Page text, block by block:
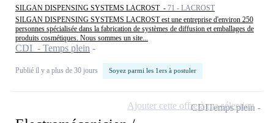
SILGAN DISPENSING SYSTEMS LACROST - 71 - LACROST
SILGAN DISPENSING SYSTEMS LACROST est une entreprise d'environ 250
personnes spécialisée dans la fabrication de systèmes de diffusion et emballages de
produits cosmétiques. Nous sommes un site...
CDI - Temps plein
Publié il y a plus de 30 jours Soyez parmi les 1ers à postuler
CDITemps plein
Ajouter cette offre à ma sélection